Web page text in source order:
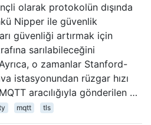
olarak protokolün dışında
Nipper ile güvenlik
güvenliği artırmak için
sarılabileceğini
o zamanlar Stanford-
istasyonundan rüzgar hızı
aracılığıyla gönderilen …
mqtt tls